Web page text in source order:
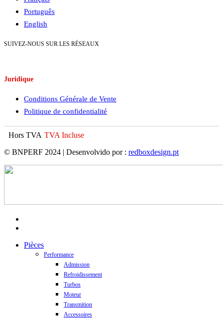
Português
English
SUIVEZ-NOUS SUR LES RÉSEAUX
Juridique
Conditions Générale de Vente
Politique de confidentialité
Hors TVA TVA Incluse
© BNPERF 2024 | Desenvolvido por : redboxdesign.pt
Close
Pièces
Performance
Admission
Refroidissement
Turbos
Moteur
Transmition
Accessoires